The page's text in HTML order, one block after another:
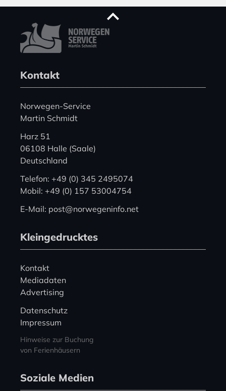
Kontakt
Norwegen-Service
Martin Schmidt
Harz 51
06108 Halle (Saale)
Deutschland
Telefon: +49 (0) 345 2495074
Mobil: +49 (0) 157 53004754
E-Mail: post@norwegeninfo.net
Kleingedrucktes
Kontakt
Mediadaten
Advertising
Datenschutz
Impressum
Hinweise zur Buchung
von Ferienhäusern
Soziale Medien